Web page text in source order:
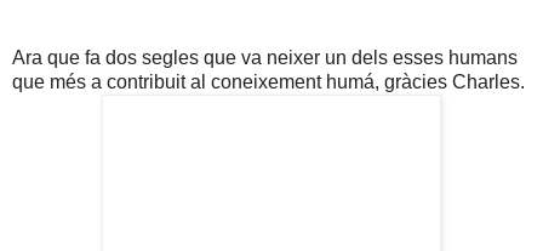
Ara que fa dos segles que va neixer un dels esses humans
que més a contribuit al coneixement humá, gràcies Charles.